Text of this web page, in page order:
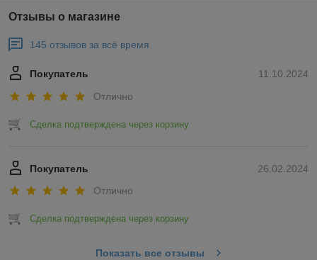
Отзывы о магазине
145 отзывов за всё время
11.10.2024
Покупатель
Отлично
Сделка подтверждена через корзину
26.02.2024
Покупатель
Отлично
Сделка подтверждена через корзину
Показать все отзывы